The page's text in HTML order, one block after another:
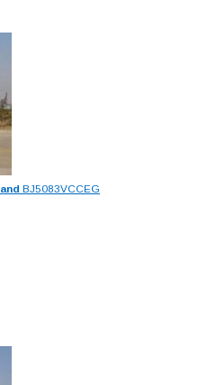
BJ5083VCCEG